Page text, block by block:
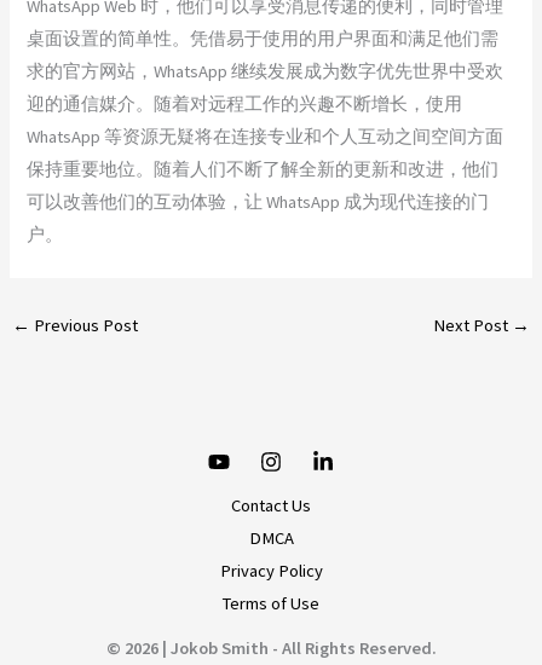
WhatsApp Web 时，他们可以享受消息传递的便利，同时管理
桌面设置的简单性。凭借易于使用的用户界面和满足他们需
求的官方网站，WhatsApp 继续发展成为数字优先世界中受欢
迎的通信媒介。随着对远程工作的兴趣不断增长，使用
WhatsApp 等资源无疑将在连接专业和个人互动之间空间方面
保持重要地位。随着人们不断了解全新的更新和改进，他们
可以改善他们的互动体验，让 WhatsApp 成为现代连接的门
户。
← Previous Post Next Post →
Contact Us
DMCA
Privacy Policy
Terms of Use
© 2026 | Jokob Smith - All Rights Reserved.